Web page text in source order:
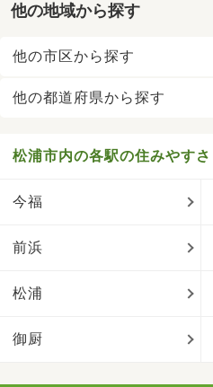
他の地域から探す
他の市区から探す
他の都道府県から探す
松浦市内の各駅の住みやすさ
今福
前浜
松浦
御厨